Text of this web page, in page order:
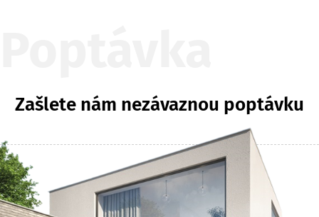
Zašlete nám nezávaznou poptávku